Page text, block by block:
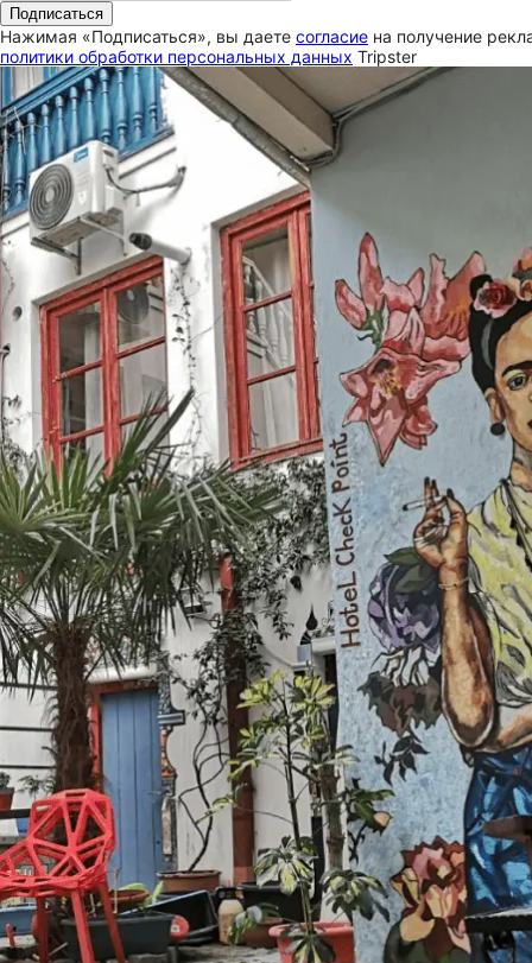
Подписаться
Нажимая «Подписаться», вы даете согласие на получение
политики обработки персональных данных Tripster